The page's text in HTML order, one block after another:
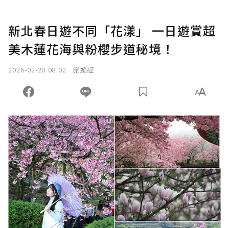
新北春日遊不同「花漾」 一日遊賞超
美木蓮花海與粉櫻步道秘境！
2026-02-28 08:02 旅遊經